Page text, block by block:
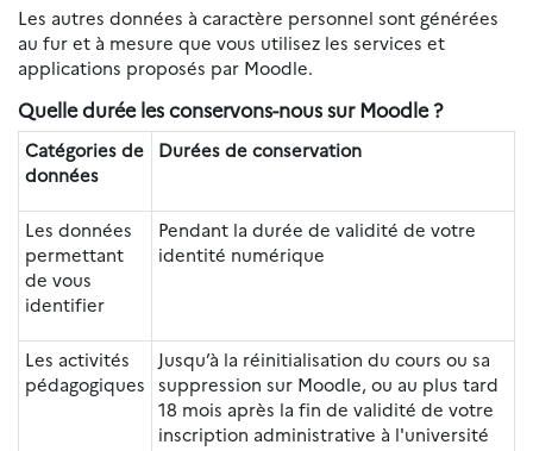
Les autres données à caractère personnel sont générées
au fur et à mesure que vous utilisez les services et
applications proposés par Moodle.
Quelle durée les conservons-nous sur Moodle ?
Catégories de
données
Durées de conservation
Les données
permettant
de vous
identifier
Pendant la durée de validité de votre
identité numérique
Les activités
pédagogiques
Jusqu’à la réinitialisation du cours ou sa
suppression sur Moodle, ou au plus tard
18 mois après la fin de validité de votre
inscription administrative à l'université